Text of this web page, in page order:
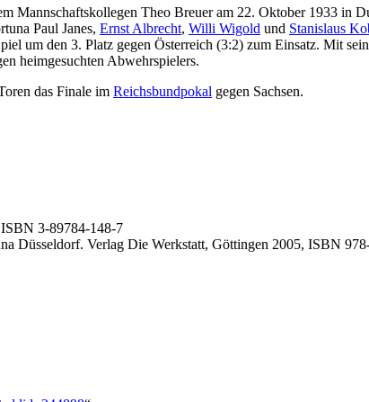
Mannschaftskollegen Theo Breuer am 22. Oktober 1933 in
Paul Janes, Ernst Albrecht, Willi Wigold und Stanislaus
um den 3. Platz gegen Österreich (3:2) zum Einsatz. Mit
heimgesuchten Abwehrspielers.
das Finale im Reichsbundpokal gegen Sachsen.
3-89784-148-7
Düsseldorf. Verlag Die Werkstatt, Göttingen 2005, ISBN